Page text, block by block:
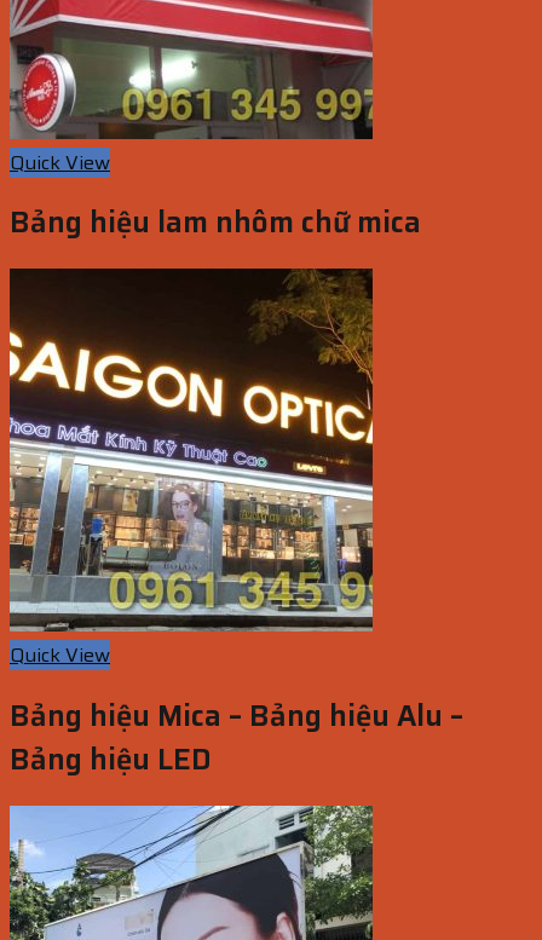
Quick View
Bảng hiệu lam nhôm chữ mica
Quick View
Bảng hiệu Mica – Bảng hiệu Alu –
Bảng hiệu LED